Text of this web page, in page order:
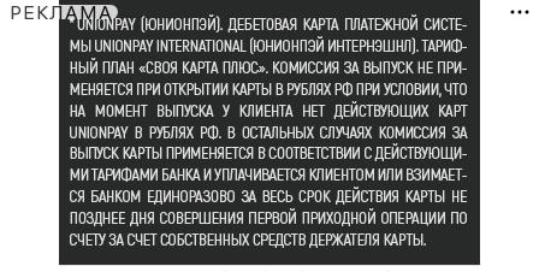
РЕКЛАМА